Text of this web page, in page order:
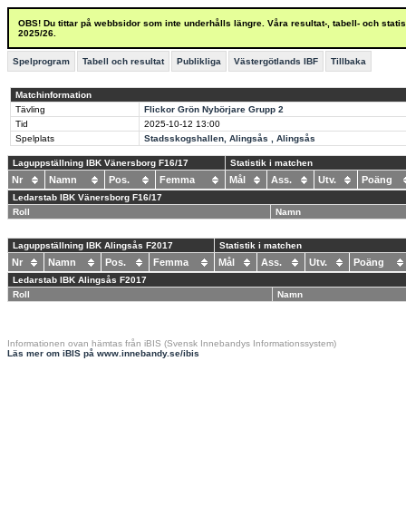
OBS! Du tittar på webbsidor som inte underhålls längre. Våra resultat-, tabell- och
2025/26.
Spelprogram Tabell och resultat Publikliga Västergötlands IBF Tillbaka
Matchinformation
Tävling
Flickor Grön Nybörjare Grupp 2
Tid
2025-10-12 13:00
Spelplats
Stadsskogshallen, Alingsås , Alingsås
Laguppställning IBK Vänersborg F16/17 Statistik i matchen
Nr Namn Pos. Femma Mål Ass. Utv. Poäng
Ledarstab IBK Vänersborg F16/17
Roll
Namn
Laguppställning IBK Alingsås F2017 Statistik i matchen
Nr Namn Pos. Femma Mål Ass. Utv. Poäng
Ledarstab IBK Alingsås F2017
Roll
Namn
Informationen ovan hämtas från iBIS (Svensk Innebandys Informationssystem)
Läs mer om iBIS på www.innebandy.se/ibis